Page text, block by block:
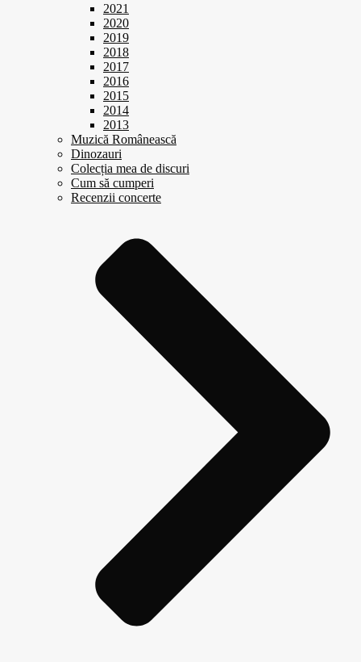
2021
2020
2019
2018
2017
2016
2015
2014
2013
Muzică Românească
Dinozauri
Colecția mea de discuri
Cum să cumperi
Recenzii concerte